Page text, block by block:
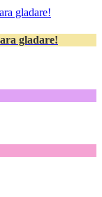
gladare!